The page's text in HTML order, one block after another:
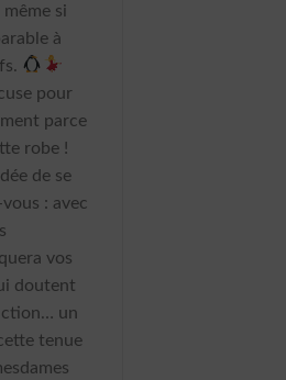
si
à
pour
parce
robe !
de se
: avec
vos
doutent
un
tenue